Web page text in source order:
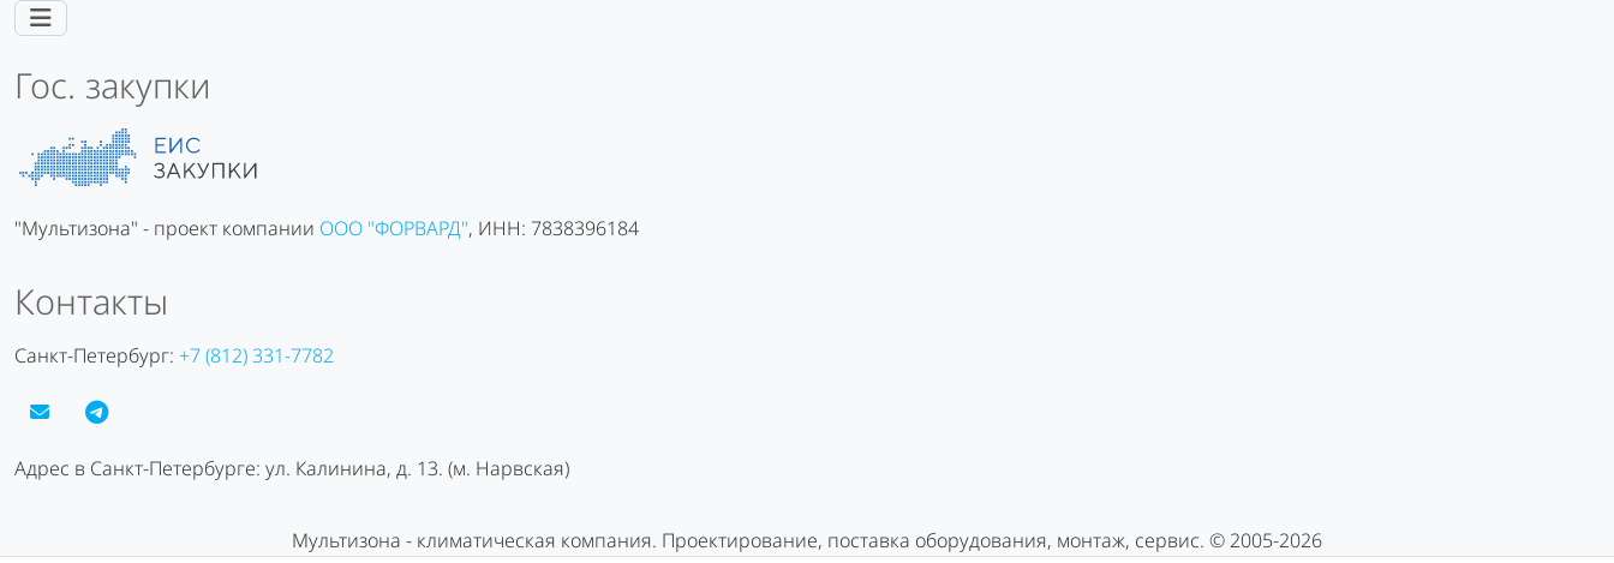
Контакты
Санкт-Петербург: +7 (812) 331-7782
Адрес в Санкт-Петербурге: ул. Калинина, д. 13. (м. Нарвская)
Гос. закупки
"Мультизона" - проект компании ООО "ФОРВАРД", ИНН: 7838396184
Мультизона - климатическая компания. Проектирование, поставка оборудования, монтаж, сервис. © 2005-2026